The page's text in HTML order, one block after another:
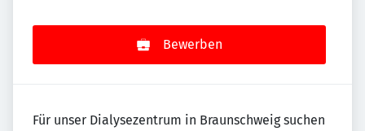
Bewerben
Für unser Dialysezentrum in Braunschweig suchen